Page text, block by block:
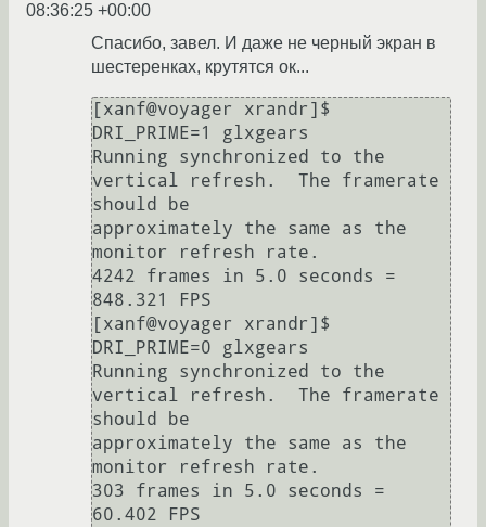
08:36:25 +00:00
Спасибо, завел. И даже не черный экран в
шестеренках, крутятся ок...
[xanf@voyager xrandr]$
DRI_PRIME=1 glxgears
Running synchronized to the
vertical refresh.  The framerate
should be
approximately the same as the
monitor refresh rate.
4242 frames in 5.0 seconds =
848.321 FPS
[xanf@voyager xrandr]$
DRI_PRIME=0 glxgears
Running synchronized to the
vertical refresh.  The framerate
should be
approximately the same as the
monitor refresh rate.
303 frames in 5.0 seconds =
60.402 FPS